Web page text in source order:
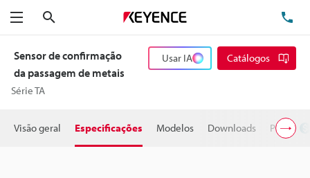
Menu
Sensor de confirmação
da passagem de metais
Série TA
Usar IA Catálogos
Visão geral Especificações Modelos Downloads Preço